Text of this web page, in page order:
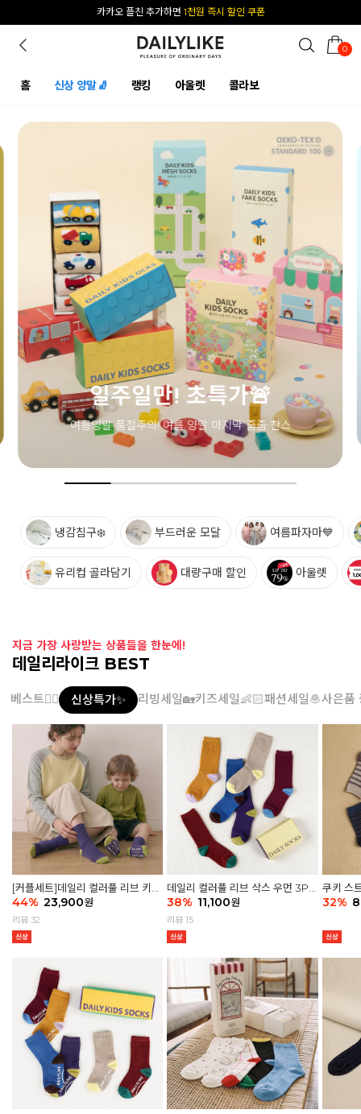
카카오 플친 추가하면 1천원 즉시 할인 쿠폰
[공식몰 단독] 앱 다운받고 2% 결제 할인 받기
0
홈 신상 양말🧦 랭킹 아울렛 콜라보
냉감침구❄️ 부드러운 모달 여름파자마💙
유리컵 골라담기 대량구매 할인 아울렛
지금 가장 사랑받는 상품들을 한눈에!
데일리라이크 BEST
베스트👍🏻 신상특가✨ 리빙세일🏡키즈세일👶🏻패션세일🧆사은품
[커플세트]데일리 컬러풀 리브 키즈
6P & 우먼3P 삭스세트
44% 23,900원
리뷰 32
데일리 컬러풀 리브 삭스 우먼 3P
세트
38% 11,100원
리뷰 15
쿠키 스
32%